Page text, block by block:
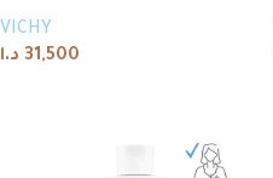
VICHY
31,500 د.ا